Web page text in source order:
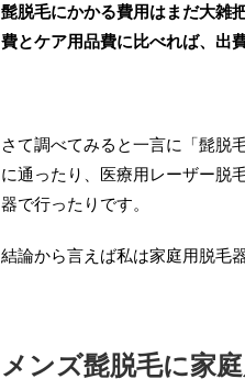
髭脱毛にかかる費用はまだ大雑
費とケア用品費に比べれば、出
さて調べてみると一言に「髭脱
に通ったり、医療用レーザー脱
器で行ったりです。
結論から言えば私は家庭用脱毛
メンズ髭脱毛に家